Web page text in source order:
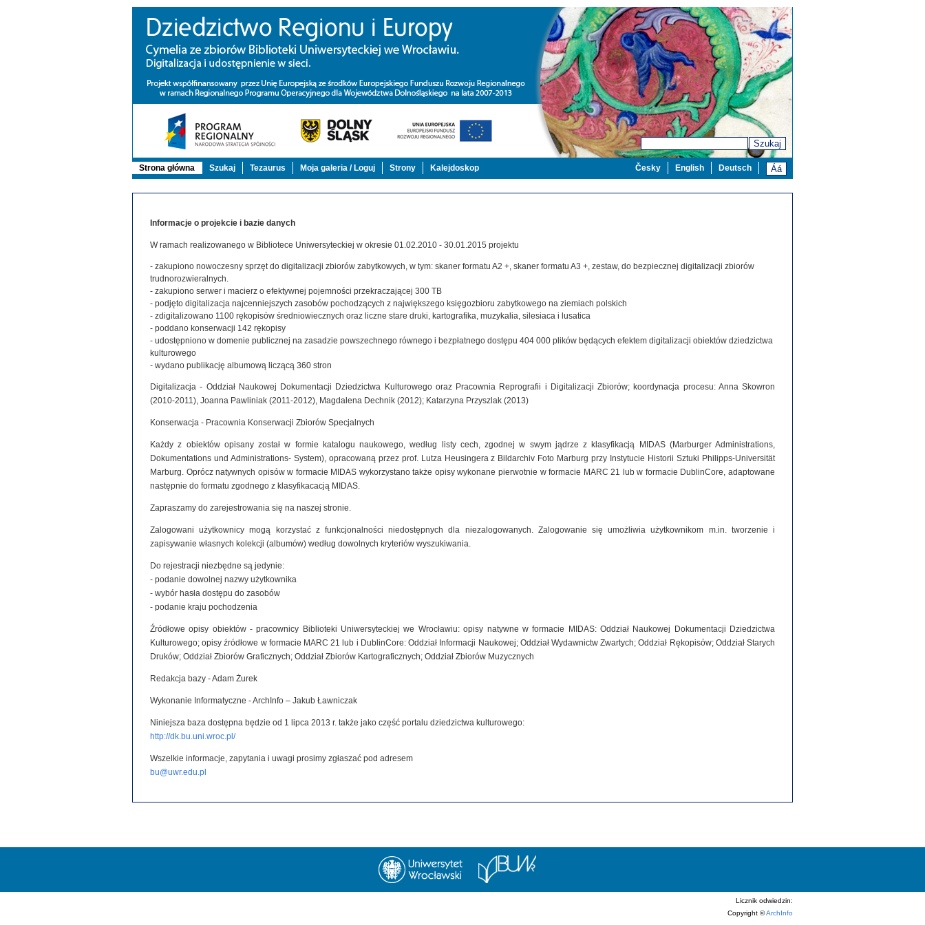
Szukaj
Strona główna Szukaj Tezaurus Moja galeria / Loguj Strony Kalejdoskop Deutsch
English
Česky
Informacje o projekcie i bazie danych
W ramach realizowanego w Bibliotece Uniwersyteckiej w okresie 01.02.2010 - 30.01.2015 projektu
- zakupiono nowoczesny sprzęt do digitalizacji zbiorów zabytkowych, w tym: skaner formatu A2 +, skaner formatu A3 +, zestaw, do bezpiecznej digitalizacji zbiorów
trudnorozwieralnych.
- zakupiono serwer i macierz o efektywnej pojemności przekraczającej 300 TB
- podjęto digitalizacja najcenniejszych zasobów pochodzących z największego księgozbioru zabytkowego na ziemiach polskich
- zdigitalizowano 1100 rękopisów średniowiecznych oraz liczne stare druki, kartografika, muzykalia, silesiaca i lusatica
- poddano konserwacji 142 rękopisy
- udostępniono w domenie publicznej na zasadzie powszechnego równego i bezpłatnego dostępu 404 000 plików będących efektem digitalizacji obiektów dziedzictwa
kulturowego
- wydano publikację albumową liczącą 360 stron
Digitalizacja - Oddział Naukowej Dokumentacji Dziedzictwa Kulturowego oraz Pracownia Reprografii i Digitalizacji Zbiorów; koordynacja procesu: Anna Skowron
(2010-2011), Joanna Pawliniak (2011-2012), Magdalena Dechnik (2012); Katarzyna Przyszlak (2013)
Konserwacja - Pracownia Konserwacji Zbiorów Specjalnych
Każdy z obiektów opisany został w formie katalogu naukowego, według listy cech, zgodnej w swym jądrze z klasyfikacją MIDAS (Marburger Administrations,
Dokumentations und Administrations- System), opracowaną przez prof. Lutza Heusingera z Bildarchiv Foto Marburg przy Instytucie Historii Sztuki Philipps-Universität
Marburg. Oprócz natywnych opisów w formacie MIDAS wykorzystano także opisy wykonane pierwotnie w formacie MARC 21 lub w formacie DublinCore, adaptowane
następnie do formatu zgodnego z klasyfikacacją MIDAS.
Zapraszamy do zarejestrowania się na naszej stronie.
Zalogowani użytkownicy mogą korzystać z funkcjonalności niedostępnych dla niezalogowanych. Zalogowanie się umożliwia użytkownikom m.in. tworzenie i
zapisywanie własnych kolekcji (albumów) według dowolnych kryteriów wyszukiwania.
Do rejestracji niezbędne są jedynie:
- podanie dowolnej nazwy użytkownika
- wybór hasła dostępu do zasobów
- podanie kraju pochodzenia
Źródłowe opisy obiektów - pracownicy Biblioteki Uniwersyteckiej we Wrocławiu: opisy natywne w formacie MIDAS: Oddział Naukowej Dokumentacji Dziedzictwa
Kulturowego; opisy źródłowe w formacie MARC 21 lub i DublinCore: Oddział Informacji Naukowej; Oddział Wydawnictw Zwartych; Oddział Rękopisów; Oddział Starych
Druków; Oddział Zbiorów Graficznych; Oddział Zbiorów Kartograficznych; Oddział Zbiorów Muzycznych
Redakcja bazy - Adam Żurek
Wykonanie Informatyczne - ArchInfo – Jakub Ławniczak
Niniejsza baza dostępna będzie od 1 lipca 2013 r. także jako część portalu dziedzictwa kulturowego:
http://dk.bu.uni.wroc.pl/
Wszelkie informacje, zapytania i uwagi prosimy zgłaszać pod adresem
bu@uwr.edu.pl
Licznik odwiedzin:
Copyright ©ArchInfo